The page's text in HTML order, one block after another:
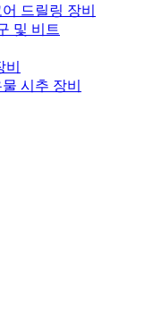
드릴링 장비
및 비트
시추 장비